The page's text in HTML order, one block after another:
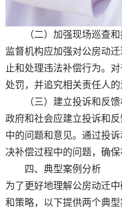
（二）加强现场巡查和
监督机构应加强对公房动
止和处理违法补偿行为。
处罚，并追究相关责任人的
（三）建立投诉和反馈
政府和社会应建立投诉和
中的问题和意见。通过投
决补偿过程中的问题，确保
四、典型案例分析
为了更好地理解公房动迁
和策略，以下提供两个典型